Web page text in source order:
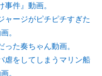
事件』動画。
ャージがピチピチすぎた
。
った奏ちゃん動画。
虐をしてしまうマリン船
。